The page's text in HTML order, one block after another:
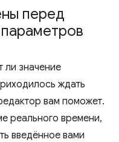
перед
ли значение
ждать
вам поможет.
реального времени,
введённое вами